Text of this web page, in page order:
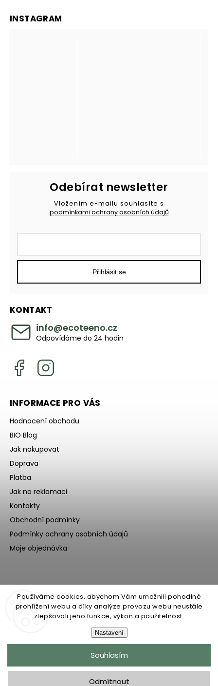
Používáme cookies, abychom Vám umožnili pohodlné
prohlížení webu a díky analýze provozu webu neustále
zlepšovali jeho funkce, výkon a použitelnost.
Nastavení
Odmítnout
Souhlasím
INSTAGRAM
KONTAKT
info@ecoteeno.cz
Odpovídáme do 24 hodin
Odebírat newsletter
Vložením e-mailu souhlasíte s
podmínkami ochrany osobních údajů
Přihlásit se
INFORMACE PRO VÁS
Hodnocení obchodu
BIO Blog
Jak nakupovat
Doprava
Platba
Jak na reklamaci
Kontakty
Obchodní podmínky
Podmínky ochrany osobních údajů
Moje objednávka
Ecoteeno. Všechna práva vyhrazena.
Grafický návrh vytvořil a nakódoval